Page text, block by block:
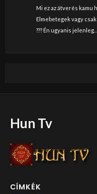
Mi ez az átverés kamu
Elmebetegek vagy
??? Én ugyanis jelenleg…
Hun Tv
CÍMKÉK